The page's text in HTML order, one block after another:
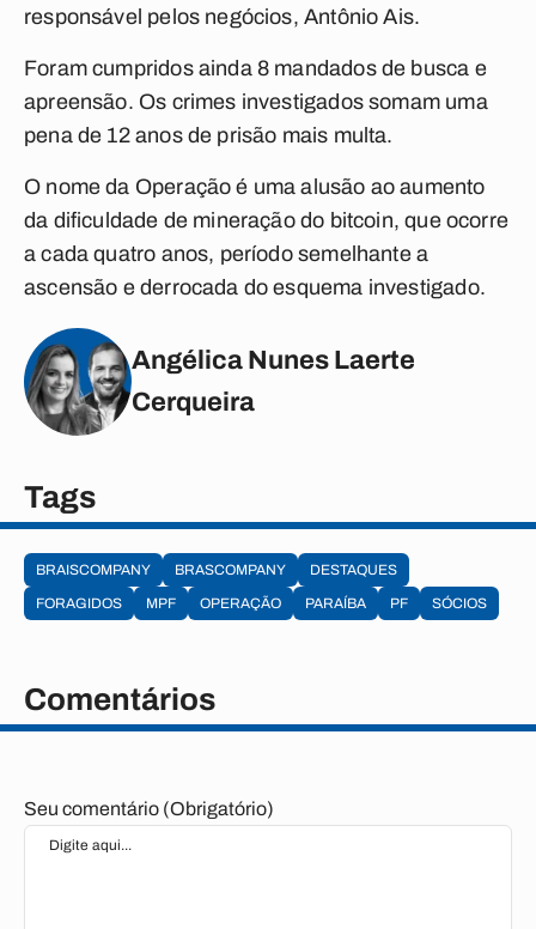
responsável pelos negócios, Antônio Ais.
Foram cumpridos ainda 8 mandados de busca e
apreensão. Os crimes investigados somam uma
pena de 12 anos de prisão mais multa.
O nome da Operação é uma alusão ao aumento
da dificuldade de mineração do bitcoin, que ocorre
a cada quatro anos, período semelhante a
ascensão e derrocada do esquema investigado.
Angélica Nunes Laerte
Cerqueira
Tags
BRAISCOMPANY BRASCOMPANY
DESTAQUES
FORAGIDOS
MPF OPERAÇÃO PARAÍBA PF SÓCIOS
Comentários
Seu comentário (Obrigatório)